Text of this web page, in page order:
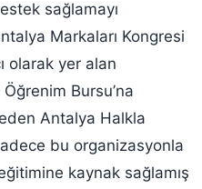
sağlamayı
Markaları Kongresi
olarak yer alan
Öğrenim Bursu’na
Antalya Halkla
bu organizasyonla
kaynak sağlamış